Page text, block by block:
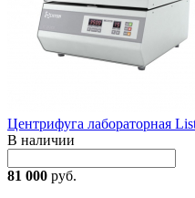
Центрифуга лабораторная
В наличии
81 000 руб.